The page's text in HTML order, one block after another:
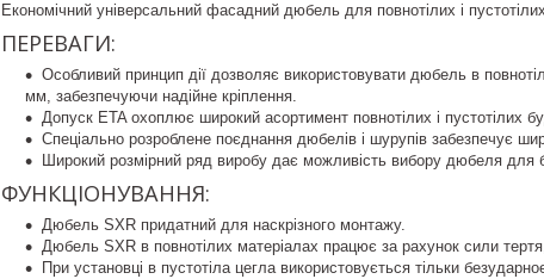
Економічний універсальний фасадний дюбель для повнотілих і
ПЕРЕВАГИ:
Особливий принцип дії дозволяє використовувати дюбель в
мм, забезпечуючи надійне кріплення.
Допуск ETA охоплює широкий асортимент повнотілих і пустотілих
Спеціально розроблене поєднання дюбелів і шурупів забезпечує
Широкий розмірний ряд виробу дає можливість вибору дюбеля для
ФУНКЦІОНУВАННЯ:
Дюбель SXR придатний для наскрізного монтажу.
Дюбель SXR в повнотілих матеріалах працює за рахунок сили
При установці в пустотіла цегла використовується тільки